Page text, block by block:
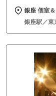
銀座 個室
銀座駅／東